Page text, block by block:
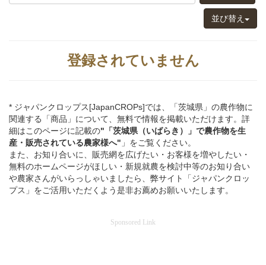
並び替え
登録されていません
* ジャパンクロップス[JapanCROPs]では、「茨城県」の農作物に
関連する「商品」について、無料で情報を掲載いただけます。詳
細はこのページに記載の"「茨城県（いばらき）」 で農作物を生
産・販売されている農家様へ" 」をご覧ください。
また、お知り合いに、販売網を広げたい・お客様を増やしたい・
無料のホームページがほしい・新規就農を検討中等のお知り合い
や農家さんがいらっしゃいましたら、弊サイト「ジャパンクロッ
プス」をご活用いただくよう是非お薦めお願いいたします。
Sponsored Link